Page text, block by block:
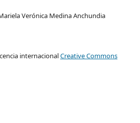
Verónica Medina Anchundia
internacionalCreative Commons